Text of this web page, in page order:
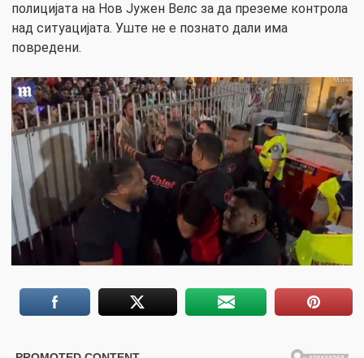
полицијата на Нов Јужен Велс за да преземе контрола
над ситуацијата. Уште не е познато дали има
повредени.